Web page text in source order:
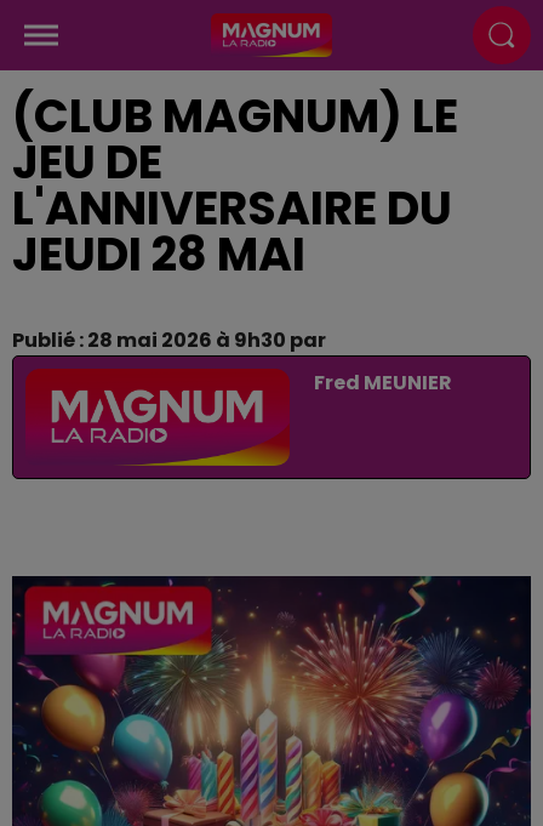
(CLUB MAGNUM) LE
JEU DE
L'ANNIVERSAIRE DU
JEUDI 28 MAI
Publié : 28 mai 2026 à 9h30 par
Fred MEUNIER